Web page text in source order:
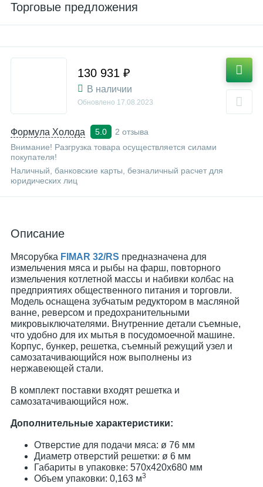
Торговые предложения
Формула Холода 5.0
2 отзыва
Внимание! Разгрузка товара осуществляется силами
покупателя!
Наличный, банковские карты, безналичный расчет для
юридических лиц
130 931 ₽
В наличии
Обновлено 17.08.2023
Описание
Мясорубка FIMAR 32/RS предназначена для
измельчения мяса и рыбы на фарш, повторного
измельчения котлетной массы и набивки колбас на
предприятиях общественного питания и торговли.
Модель оснащена зубчатым редуктором в масляной
ванне, реверсом и предохранительными
микровыключателями. Внутренние детали съемные,
что удобно для их мытья в посудомоечной машине.
Корпус, бункер, решетка, съемный режущий узел и
самозатачивающийся нож выполнены из
нержавеющей стали.
В комплект поставки входят решетка и
самозатачивающийся нож.
Дополнительные характеристики:
Отверстие для подачи мяса: ø 76 мм
Диаметр отверстий решетки: ø 6 мм
Габариты в упаковке: 570x420x680 мм
Объем упаковки: 0,163 м3